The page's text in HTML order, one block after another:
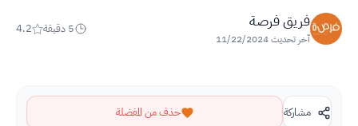
فريق فرصة
آخر تحديث11/22/2024
5 دقيقة 4.2
مشاركة حذف من المفضلة